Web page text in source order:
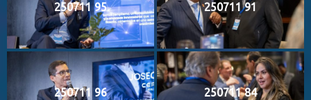
250711 95 250711 91
250711 96 250711 84